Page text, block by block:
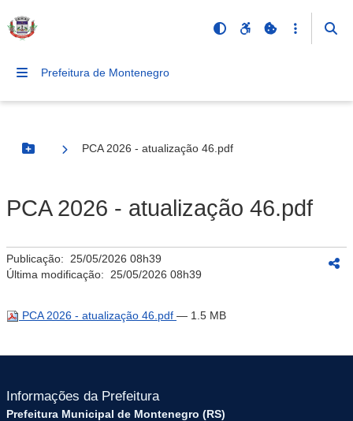
Prefeitura de Montenegro
Botão Menu
PCA 2026 - atualização 46.pdf
PCA 2026 - atualização 46.pdf
Publicação: 25/05/2026 08h39
Última modificação: 25/05/2026 08h39
PCA 2026 - atualização 46.pdf — 1.5 MB
Informações da Prefeitura
Prefeitura Municipal de Montenegro (RS)